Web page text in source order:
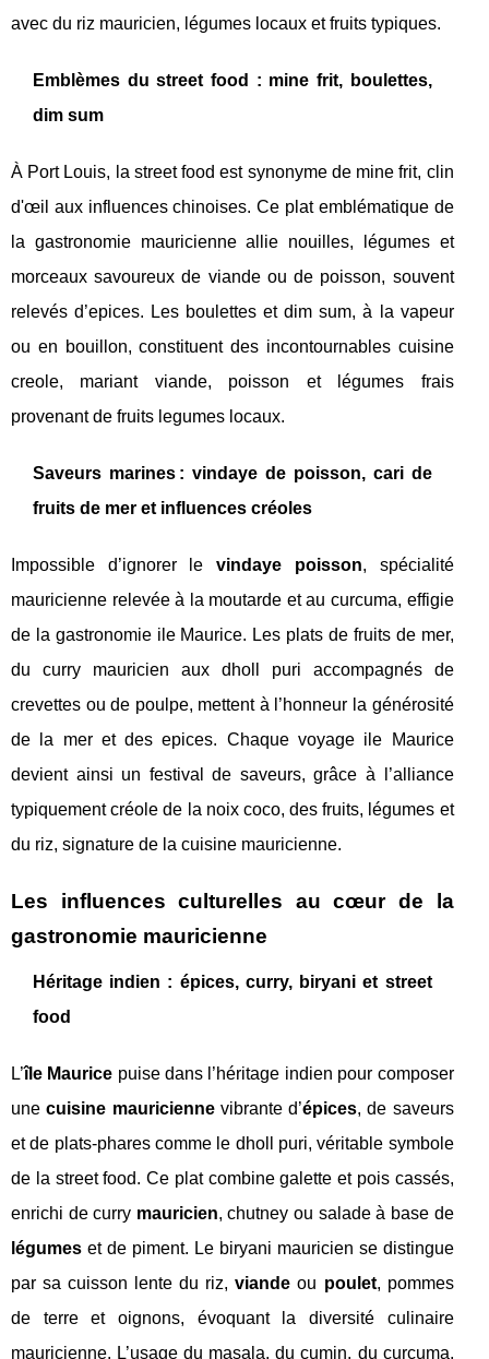
avec du riz mauricien, légumes locaux et fruits typiques.
Emblèmes du street food : mine frit, boulettes,
dim sum
À Port Louis, la street food est synonyme de mine frit, clin
d'œil aux influences chinoises. Ce plat emblématique de
la gastronomie mauricienne allie nouilles, légumes et
morceaux savoureux de viande ou de poisson, souvent
relevés d’epices. Les boulettes et dim sum, à la vapeur
ou en bouillon, constituent des incontournables cuisine
creole, mariant viande, poisson et légumes frais
provenant de fruits legumes locaux.
Saveurs marines : vindaye de poisson, cari de
fruits de mer et influences créoles
Impossible d’ignorer levindaye poisson, spécialité
mauricienne relevée à la moutarde et au curcuma, effigie
de la gastronomie ile Maurice. Les plats de fruits de mer,
du curry mauricien aux dholl puri accompagnés de
crevettes ou de poulpe, mettent à l’honneur la générosité
de la mer et des epices. Chaque voyage ile Maurice
devient ainsi un festival de saveurs, grâce à l’alliance
typiquement créole de la noix coco, des fruits, légumes et
du riz, signature de la cuisine mauricienne.
Les influences culturelles au cœur de la
gastronomie mauricienne
Héritage indien : épices, curry, biryani et street
food
L’île Maurice puise dans l’héritage indien pour composer
unecuisine mauriciennevibrante d’épices, de saveurs
et de plats-phares comme le dholl puri, véritable symbole
de la street food. Ce plat combine galette et pois cassés,
enrichi de curry mauricien, chutney ou salade à base de
légumes et de piment. Le biryani mauricien se distingue
par sa cuisson lente du riz,viande ou poulet, pommes
de terre et oignons, évoquant la diversité culinaire
mauricienne. L’usage du masala, du cumin, du curcuma,